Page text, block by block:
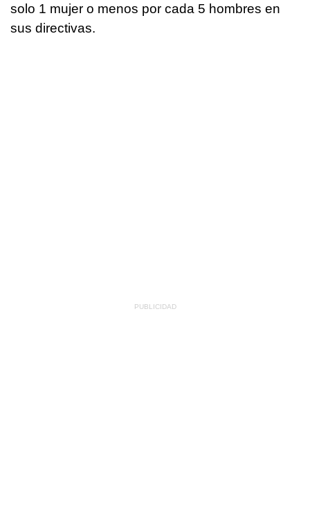
solo 1 mujer o menos por cada 5 hombres en
sus directivas.